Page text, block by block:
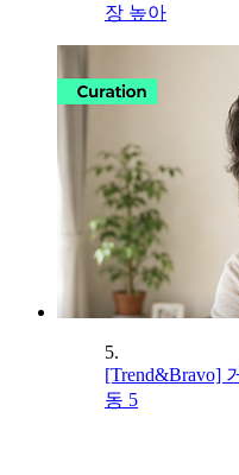
장 높아
5.
[Trend&Bravo]
동 5